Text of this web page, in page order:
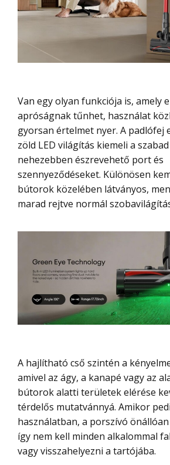
Van egy olyan funkciója is, amely elsőre
apróságnak tűnhet, használat
gyorsan értelmet nyer. A padlófej
zöld LED világítás kiemeli a
nehezebben észrevehető port és
szennyeződéseket. Különösen
bútorok közelében látványos,
marad rejtve normál
A hajlítható cső szintén a kényelmet szolgálja,
amivel az ágy, a kanapé vagy az
bútorok alatti területek elérése
térdelős mutatvánnyá. Amikor
használatban, a porszívó
így nem kell minden alkalommal
vagy visszahelyezni a tartójába.